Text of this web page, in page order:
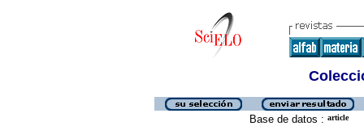
Base de datos : article